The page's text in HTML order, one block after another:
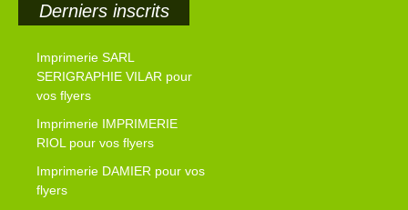
Derniers inscrits
Imprimerie SARL
SERIGRAPHIE VILAR pour
vos flyers
Imprimerie IMPRIMERIE
RIOL pour vos flyers
Imprimerie DAMIER pour vos
flyers